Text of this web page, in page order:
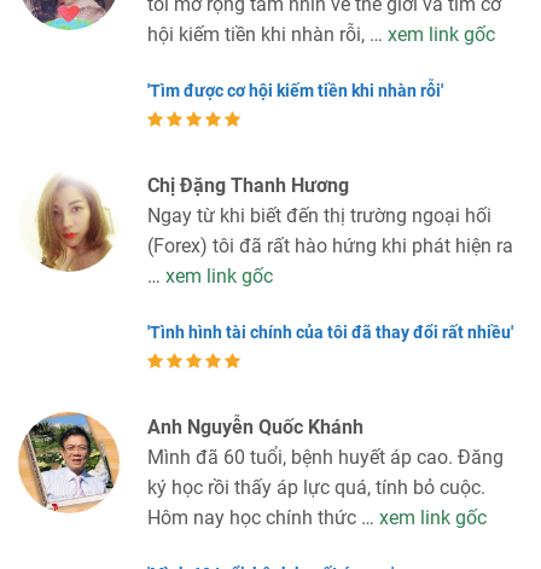
hội kiếm tiền khi nhàn rỗi, … xem link gốc
'Tìm được cơ hội kiếm tiền khi nhàn rỗi'
Chị Đặng Thanh Hương
Ngay từ khi biết đến thị trường ngoại hối
(Forex) tôi đã rất hào hứng khi phát hiện ra
… xem link gốc
'Tình hình tài chính của tôi đã thay đổi rất nhiều'
Anh Nguyễn Quốc Khánh
Mình đã 60 tuổi, bệnh huyết áp cao. Đăng
ký học rồi thấy áp lực quá, tính bỏ cuộc.
Hôm nay học chính thức … xem link gốc